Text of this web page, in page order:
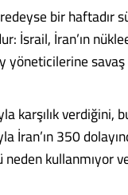
bir haftadır
İsrail, İran’ın
yöneticilerine
karşılık verdiğini,
İran’ın 350
kullanmıyor